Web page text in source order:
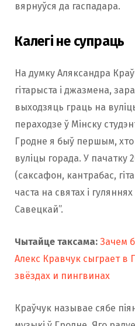
вярнуўся да гаспадара.
Калегі не супраць
На думку Аляксандра
гітарыста і джазмена,
выходзяць граць на
пераходзе ў Мінску
Гродне я быў першым,
вуліцы горада. У пачатку
(саксафон, кантрабас,
часта на святах і
Савецкай”.
Чытайце таксама: Зачем
Алекс Кравчук сыграет в
звёздах и пингвинах
Краўчук называе сябе